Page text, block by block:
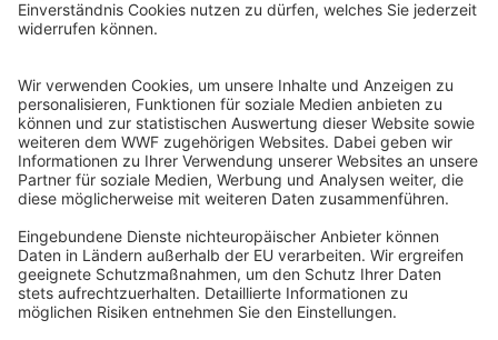
Reinhardtstr. 18
10117 Berlin
Ihre Spende kann steuerlich geltend gemacht werden
Registriert als Stiftung WWF Deutschland, Senatsverwaltung für
Justiz Berlin, Az: 3416/976/2
Umsatzsteuer-Identifikationsnummer: DE 114236103
Freistellungsbescheid: Als gemeinnützige Körperschaft befreit
von der Körperschaftssteuer gem. §5 I 9 KStg. unter der
Steuernummer 27/641/09321